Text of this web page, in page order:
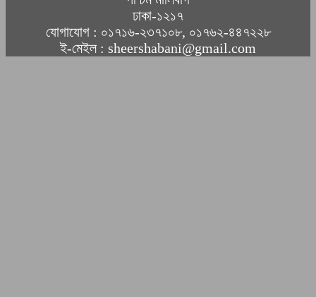
ঢাকা-১২১৭
যোগাযোগ : ০১৭১৬-২৩৭১০৮, ০১৭৬২-৪৪৭২২৮
ই-মেইল : sheershabani@gmail.com